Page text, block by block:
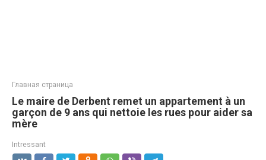
Главная страница
Le maire de Derbent remet un appartement à un
garçon de 9 ans qui nettoie les rues pour aider sa
mère
Intressant